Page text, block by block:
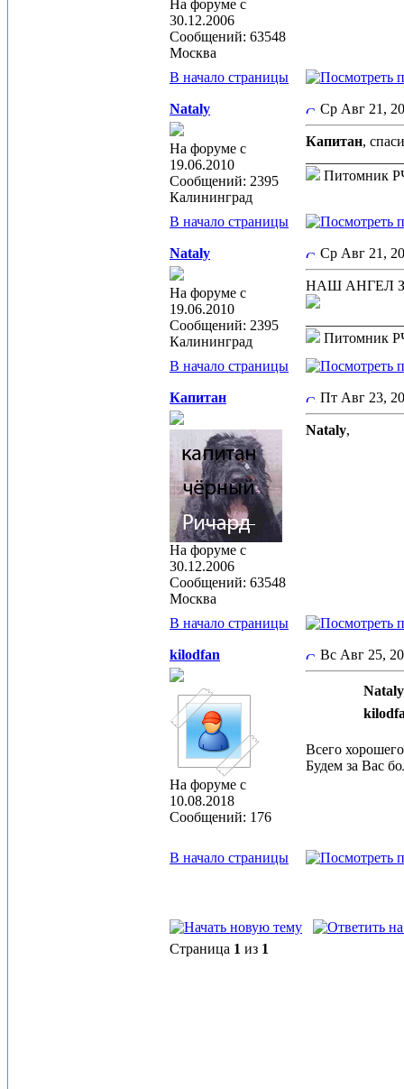
На форуме с
30.12.2006
Сообщений: 63548
Москва
В начало страницы
Nataly
На форуме с
19.06.2010
Сообщений: 2395
Калининград
Ср Авг 21,
Капитан,
Питомник
В начало страницы
Nataly
На форуме с
19.06.2010
Сообщений: 2395
Калининград
Ср Авг 21,
НАШ АНГЕЛ
Питомник
В начало страницы
Капитан
На форуме с
30.12.2006
Сообщений: 63548
Москва
Пт Авг 23,
Nataly,
В начало страницы
kilodfan
На форуме с
10.08.2018
Сообщений: 176
Вс Авг 25,
Всего
Будем за Вас
В начало страницы
Страница 1 из 1